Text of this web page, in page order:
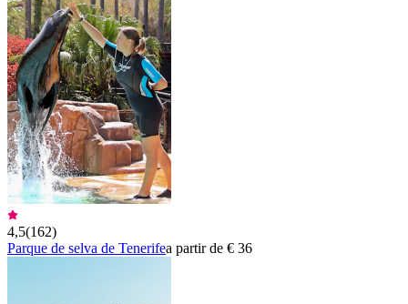
4,5(162)
Parque de selva de Tenerifea partir de € 36